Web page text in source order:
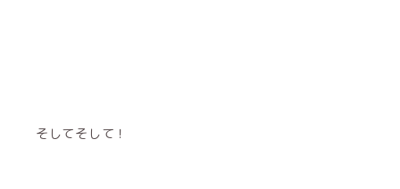
そしてそして！